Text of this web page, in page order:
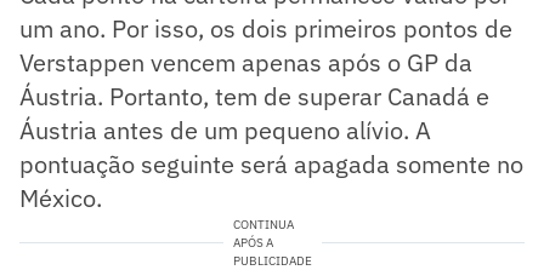
um ano. Por isso, os dois primeiros pontos de
Verstappen vencem apenas após o GP da
Áustria. Portanto, tem de superar Canadá e
Áustria antes de um pequeno alívio. A
pontuação seguinte será apagada somente no
México.
CONTINUA
APÓS A
PUBLICIDADE